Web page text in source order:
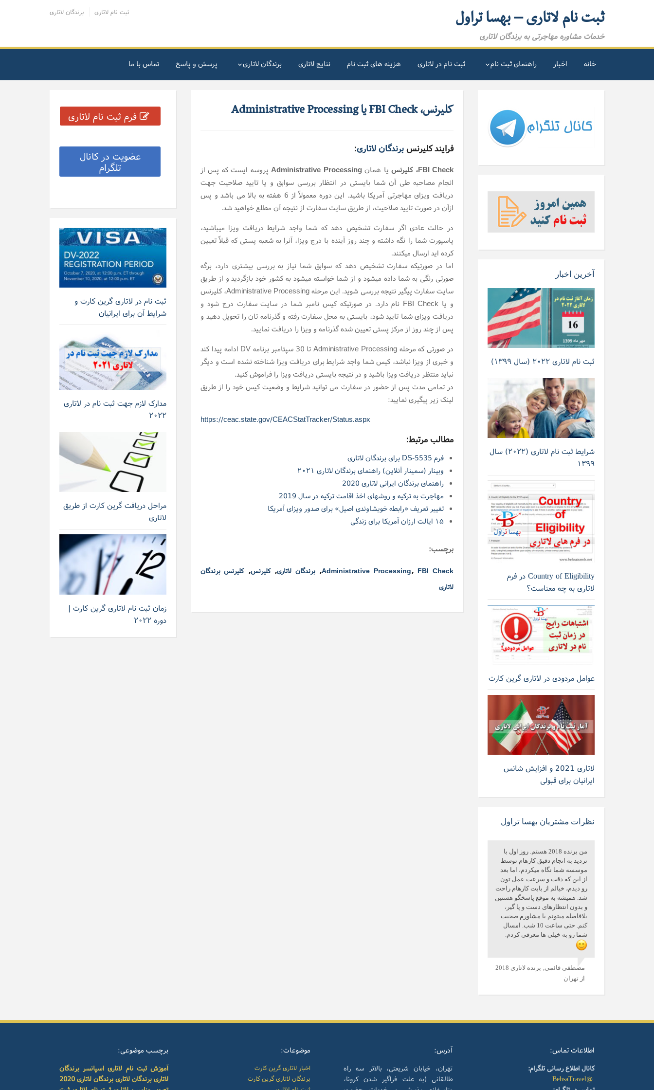
ثبت نام لاتاری – بهسا تراول
خدمات مشاوره مهاجرتی به برندگان لاتاری
برندگان لاتاری ثبت نام لاتاری
خانه اخبار راهنمای ثبت نام ثبت نام در لاتاری هزینه های ثبت نام نتایج لاتاری برندگان لاتاری پرسش و پاسخ تماس با ما
فرم ثبت نام لاتاری
عضویت در کانال
تلگرام
ثبت نام در لاتاری گرین کارت و
شرایط آن برای ایرانیان
مدارک لازم جهت ثبت نام در لاتاری
۲۰۲۲
مراحل دریافت گرین کارت از طریق
لاتاری
زمان ثبت نام لاتاری گرین کارت |
دوره ۲۰۲۲
کلیرنس، FBI Check یا Administrative Processing
فرایند کلیرنسبرندگان لاتاری:
FBI Check، کلیرنس یا همان Administrative Processingپروسه ایست که پس از
انجام مصاحبه طی آن شما بایستی در انتظار بررسی سوابق و یا تایید صلاحیت جهت
دریافت ویزای مهاجرتی آمریکا باشید. این دوره معمولاً از 6 هفته به بالا می باشد و پس
ازآن در صورت تایید صلاحیت، از طریق سایت سفارت از نتیجه آن مطلع خواهید شد.
در حالت عادی اگر سفارت تشخیص دهد که شما واجد شرایط دریافت ویزا میباشید،
پاسپورت شما را نگه داشته و چند روز آینده با درج ویزا، آنرا به شعبه پستی که قبلاً تعیین
کرده اید ارسال میکنند.
اما در صورتیکه سفارت تشخیص دهد که سوابق شما نیاز به بررسی بیشتری دارد، برگه
صورتی رنگی به شما داده میشود و از شما خواسته میشود به کشور خود بازگردید و از طریق
سایت سفارت پیگیر نتیجه بررسی شوید. این مرحله Administrative Processing، کلیرنس
و یا FBI Check نام دارد. در صورتیکه کیس نامبر شما در سایت سفارت درج شود و
دریافت ویزای شما تایید شود، بایستی به محل سفارت رفته و گذرنامه تان را تحویل دهید و
پس از چند روز از مرکز پستی تعیین شده گذرنامه و ویزا را دریافت نمایید.
در صورتی که مرحله Administrative Processing تا 30 سپتامبر برنامه DV ادامه پیدا کند
و خبری از ویزا نباشد، کیس شما واجد شرایط برای دریافت ویزا شناخته نشده است و دیگر
نباید منتظر دریافت ویزا باشید و در نتیجه بایستی دریافت ویزا را فراموش کنید.
در تمامی مدت پس از حضور در سفارت می توانید شرایط و وضعیت کیس خود را از طریق
لینک زیر پیگیری نمایید:
https://ceac.state.gov/CEACStatTracker/Status.aspx
مطالب مرتبط:
فرم DS-5535 برای برندگان لاتاری
وبینار (سمینار آنلاین) راهنمای برندگان لاتاری ۲۰۲۱
راهنمای برندگان ایرانی لاتاری 2020
مهاجرت به ترکیه و روشهای اخذ اقامت ترکیه در سال 2019
تغییر تعریف «رابطه خویشاوندی اصیل» برای صدور ویزای آمریکا
۱۵ ایالت ارزان آمریکا برای زندگی
برچسب:
Administrative Processing, FBI Check
,برندگان لاتاری,کلیرنس,کلیرنس برندگان
لاتاری
آخرین اخبار
ثبت نام لاتاری ۲۰۲۲ (سال ۱۳۹۹)
شرایط ثبت نام لاتاری (۲۰۲۲) سال
۱۳۹۹
Country of Eligibility در فرم
لاتاری به چه معناست؟
عوامل مردودی در لاتاری گرین کارت
لاتاری 2021 و افزایش شانس
ایرانیان برای قبولی
نظرات مشتریان بهسا تراول
من برنده 2018 هستم. روز اول با
تردید به انجام دقیق کارهام توسط
موسسه شما نگاه میکردم، اما بعد
از این که دقت و سرعت عمل تون
رو دیدم، خیالم از بابت کارهام راحت
شد. همیشه به موقع پاسخگو هستین
و بدون انتظارهای دست و پا گیر،
بلافاصله میتونم با مشاورم صحبت
کنم. حتی ساعت 10 شب. امسال
شما رو به خیلی ها معرفی کردم.
مصطفی قائمی,
برنده لاتاری 2018
از تهران
برچسب موضوعی:
آموزش ثبت نام لاتاری اسپانسر برندگان
لاتاری برندگان لاتاری برندگان لاتاری 2020
موضوعات:
اخبار لاتاری گرین کارت
برندگان لاتاری گرین کارت
آدرس:
تهران، خیابان شریعتی، بالاتر سه راه
طالقانی (به علت فراگیر شدن کرونا،
اطلاعات تماس:
کانال اطلاع رسانی تلگرام:
@BehsaTravel